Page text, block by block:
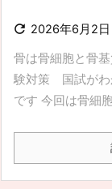
 2026年6月2日
骨は骨細胞と骨
験対策 国試がわ
です 今回は骨細